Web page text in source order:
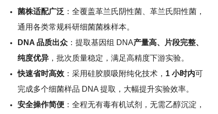
菌株适配广泛 ：全覆盖革兰氏阴性菌、革兰氏阳性菌，
通用各类常规科研细菌菌株样本。
DNA 品质出众 ：提取基因组 DNA产量高、片段完整、
纯度优异 ，批次质量稳定，满足高精度下游实验。
快速省时高效 ：采用硅胶膜吸附纯化技术， 1 小时内可
完成多个细菌样品 DNA 提取，大幅提升实验效率。
安全操作简便 ：全程无有毒有机试剂，无需乙醇沉淀，